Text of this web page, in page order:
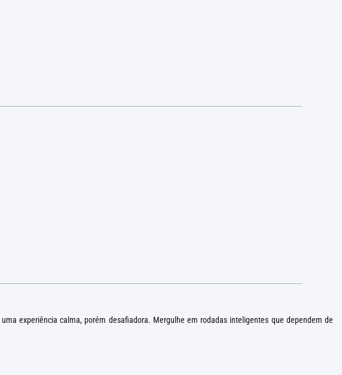
experiência calma, porém desafiadora. Mergulhe em rodadas inteligentes que dependem de